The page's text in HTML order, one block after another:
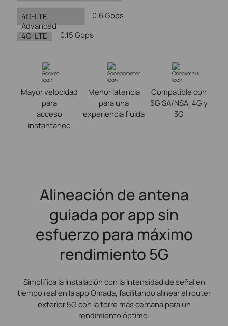
4G-LTE
Advanced
0.6 Gbps
4G-LTE 0.15 Gbps
Mayor velocidad
para
acceso
instantáneo
Menor latencia
para una
experiencia fluida
Compatible con
5G SA/NSA, 4G y
3G
Alineación de antena
guiada por app sin
esfuerzo para máximo
rendimiento 5G
Simplifica la instalación con la intensidad de señal en
tiempo real en la app Omada, facilitando alinear el router
exterior 5G con la torre más cercana para un
rendimiento óptimo.